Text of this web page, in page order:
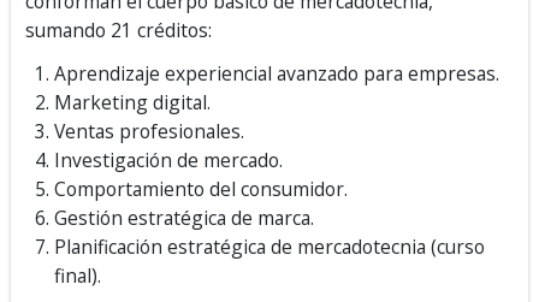
sumando 21 créditos:
Aprendizaje experiencial avanzado para empresas.
Marketing digital.
Ventas profesionales.
Investigación de mercado.
Comportamiento del consumidor.
Gestión estratégica de marca.
Planificación estratégica de mercadotecnia (curso
final).